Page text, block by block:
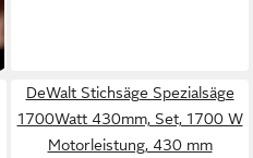
DeWalt Stichsäge Spezialsäge
1700Watt 430mm, Set, 1700 W
Motorleistung, 430 mm